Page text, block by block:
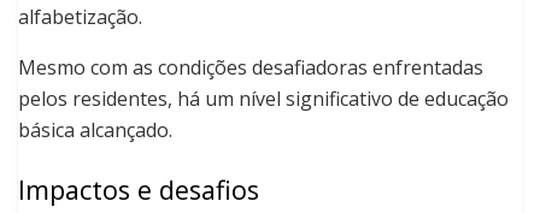
alfabetização.
Mesmo com as condições desafiadoras enfrentadas
pelos residentes, há um nível significativo de educação
básica alcançado.
Impactos e desafios